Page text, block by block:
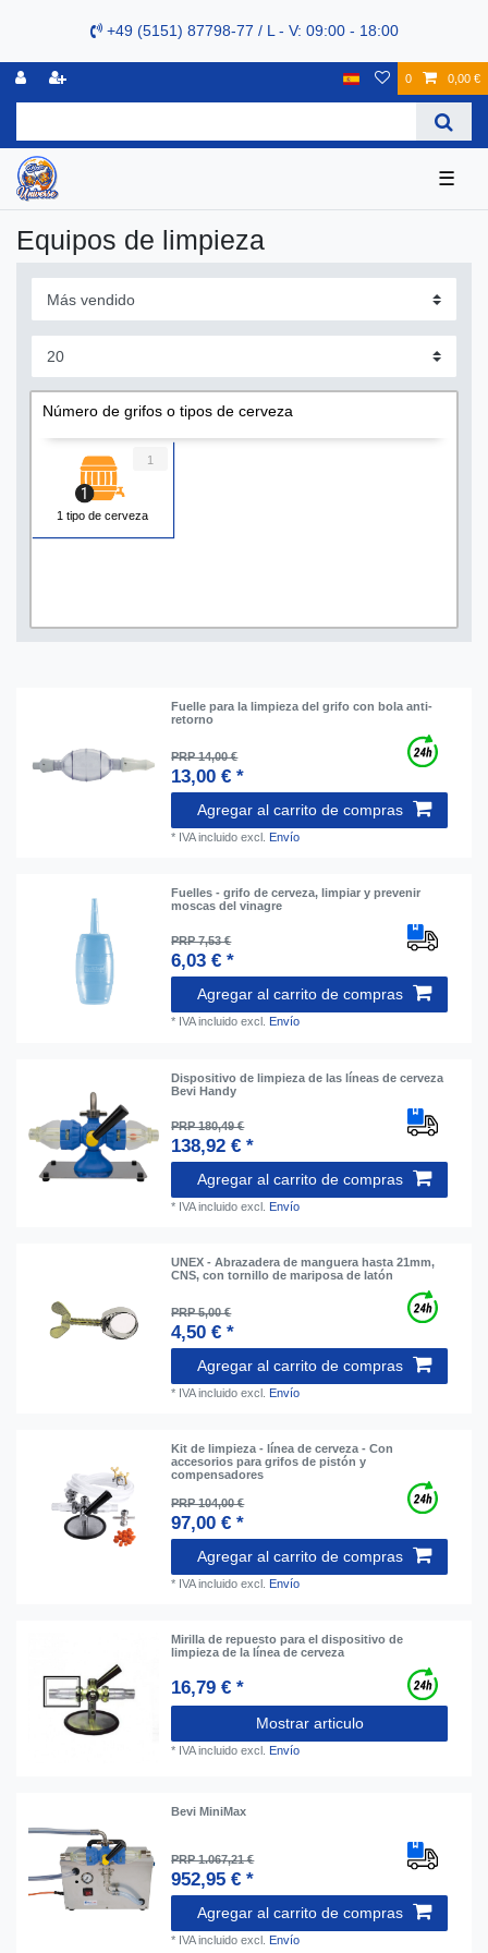
+49 (5151) 87798-77 / L - V: 09:00 - 18:00
0 0,00 €
☰
Equipos de limpieza
Número de grifos o tipos de cerveza
1 tipo de cerveza
1
Fuelle para la limpieza del grifo con bola anti-
retorno
PRP 14,00 €
13,00 € *
Agregar al carrito de compras
* IVA incluido excl. Envío
Fuelles - grifo de cerveza, limpiar y prevenir
moscas del vinagre
PRP 7,53 €
6,03 € *
Agregar al carrito de compras
* IVA incluido excl. Envío
Dispositivo de limpieza de las líneas de cerveza
Bevi Handy
PRP 180,49 €
138,92 € *
Agregar al carrito de compras
* IVA incluido excl. Envío
UNEX - Abrazadera de manguera hasta 21mm,
CNS, con tornillo de mariposa de latón
PRP 5,00 €
4,50 € *
Agregar al carrito de compras
* IVA incluido excl. Envío
Kit de limpieza - línea de cerveza - Con
accesorios para grifos de pistón y
compensadores
PRP 104,00 €
97,00 € *
Agregar al carrito de compras
* IVA incluido excl. Envío
Mirilla de repuesto para el dispositivo de
limpieza de la línea de cerveza
16,79 € *
Mostrar articulo
* IVA incluido excl. Envío
Bevi MiniMax
PRP 1.067,21 €
952,95 € *
Agregar al carrito de compras
* IVA incluido excl. Envío